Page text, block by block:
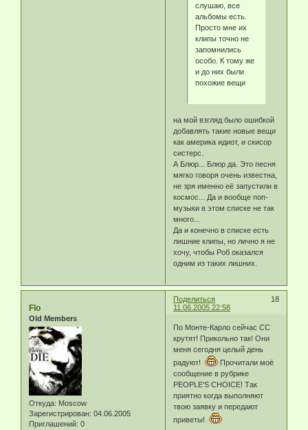
слушаю, все
альбомы есть.
Просто мне их
клипы точно не
запомнились
особо. К тому же
и до них были
похожие вещи
на мой взгляд было ошибкой
добавлять такие новые вещи
как америка идиот, и скисор
систерс.
А Блюр... Блюр да. Это песня
мягко говоря очень известна,
не зря именно её запустили в
космос... Да и вообще поп-
музыки в этом списке не так
много...
Да и конечно в списке есть
лишние клипы, но лично я не
хочу, чтобы Роб оказался
одним из таких лишних.
Поделиться
18
11.06.2005 22:58
Flo
Old Members
Откуда: Moscow
Зарегистрирован: 04.06.2005
Приглашений: 0
По Монте-Карло сейчас СС
крутят! Прикольно так! Они
меня сегодня целый день
радуют!
Прочитали моё
сообщение в рубрике
PEOPLE'S CHOICE! Так
приятно когда выполняют
твою заявку и передают
приветы!